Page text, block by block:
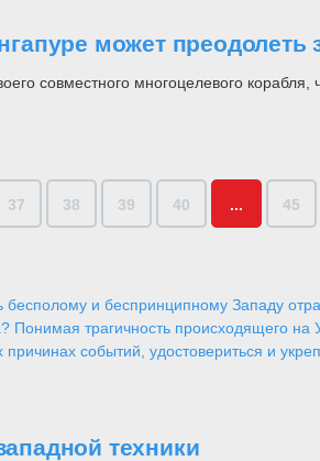
может преодолеть
совместного многоцелевого корабля,
37 38 39 40 ... 45
и беспринципному Западу
трагичность происходящего
событий, удостовериться и
техники